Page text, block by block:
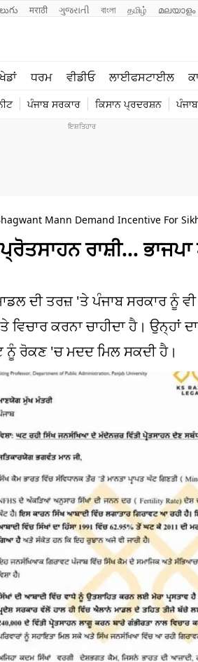
मराठी ગુજરાતી বাংলা தமிழ் മലയാളം
ਖੇਡਾਂ ਧਰਮ ਵੀਡੀਓ ਲਾਈਫਸਟਾਈਲ
ਪੰਜਾਬ ਸਰਕਾਰ ਕਿਸਾਨ ਪ੍ਰਦਰਸ਼ਨ
Mann Demand Incentive For
ਰਾਸ਼ੀ…
ਦੀ ਤਰਜ਼ 'ਤੇ ਪੰਜਾਬ ਸਰਕਾਰ ਨੂੰ
ਕਰਨਾ ਚਾਹੀਦਾ ਹੈ। ਉਨ੍ਹਾਂ
ਨੂੰ ਰੋਕਣ 'ਚ ਮਦਦ ਮਿਲ ਸਕਦੀ ਹੈ।